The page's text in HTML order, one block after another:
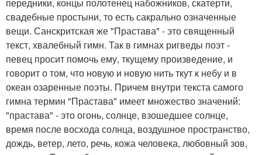
передники, концы полотенец набожников, скатерти,
свадебные простыни, то есть сакрально означенные
вещи. Санскритская же "Прастава" - это священный
текст, хвалебный гимн. Так в гимнах ригведы поэт -
певец просит помочь ему, ткущему произведение, и
говорит о том, что новую и новую нить ткут к небу и в
океан озаренные поэты. Причем внутри текста самого
гимна термин "Прастава" имеет множество значений:
"прастава" - это огонь, солнце, взошедшее солнце,
время после восхода солнца, воздушное пространство,
дождь, ветер, лето, речь, кожа человека, любовный зов,